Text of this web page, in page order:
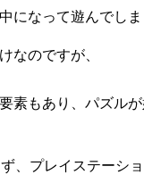
になって遊んでしま
なのですが、
素もあり、パズル
、プレイステーシ